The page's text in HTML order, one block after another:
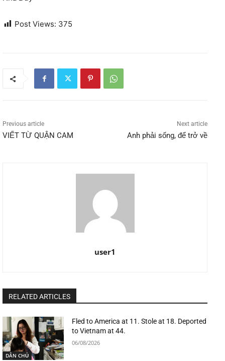
Post Views: 375
Previous article
VIẾT TỪ QUẬN CAM
Next article
Anh phải sống, để trở về
user1
RELATED ARTICLES
DÂN CHỦ
Fled to America at 11. Stole at 18. Deported
to Vietnam at 44.
06/08/2026